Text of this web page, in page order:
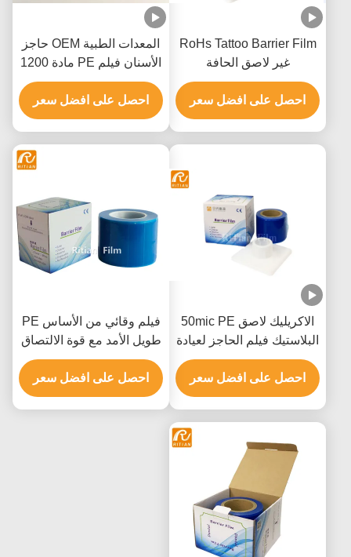
RoHs Tattoo Barrier Film
غير لاصق الحافة
احصل على افضل سعر
المعدات الطبية OEM حاجز
الأسنان فيلم PE مادة 1200
ورقة
احصل على افضل سعر
الاكريليك لاصق 50mic PE
البلاستيك فيلم الحاجز لعيادة
الأسنان
احصل على افضل سعر
فيلم وقائي من الأساس PE
طويل الأمد مع قوة الالتصاق
العالية وإزالة خالية من
المخلفات للمعدات الطبية
احصل على افضل سعر